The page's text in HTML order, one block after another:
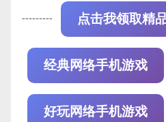
--------- 点击我领取精
经典网络手机游戏
好玩网络手机游戏